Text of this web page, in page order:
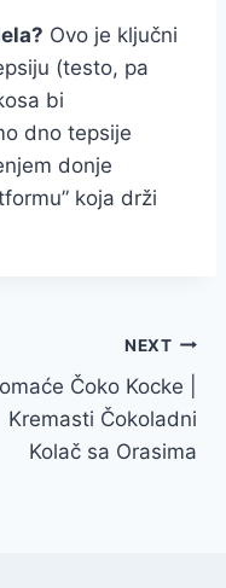
Ovo je ključni
(testo, pa
bi
dno tepsije
donje
koja drži
NEXT
Čoko Kocke |
Kremasti Čokoladni
Kolač sa Orasima